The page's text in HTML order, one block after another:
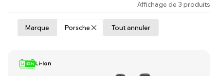
Affichage de 3 produits
Tout annuler
Marque Porsche
Li-Ion